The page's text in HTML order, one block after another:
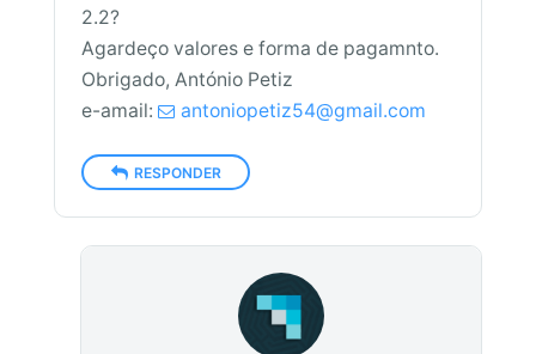
2.2?
Agardeço valores e forma de pagamnto.
Obrigado, António Petiz
e-amail:
antoniopetiz54@gmail.com
RESPONDER